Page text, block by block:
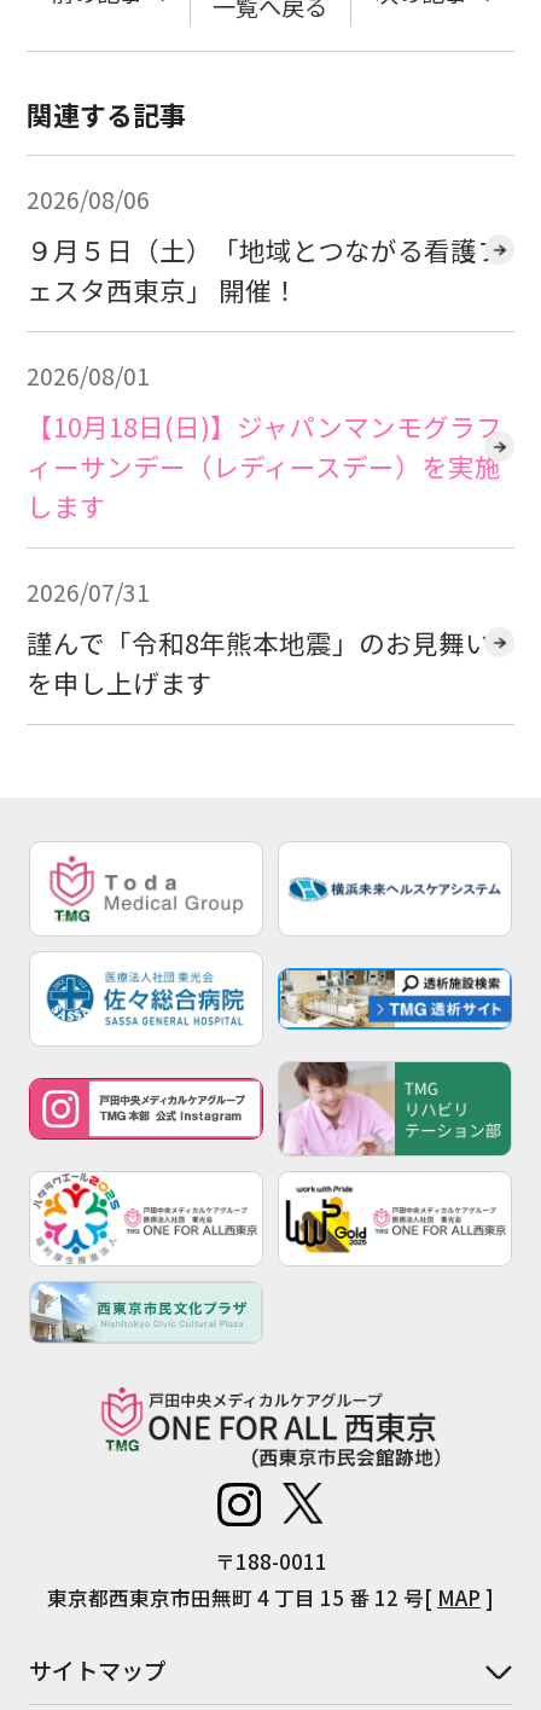
関連する記事
2026/08/06
９月５日（土）「地域とつながる看護フ
ェスタ西東京」 開催！
2026/08/01
【10月18日(日)】ジャパンマンモグラフ
ィーサンデー（レディースデー）を実施
します
2026/07/31
謹んで「令和8年熊本地震」のお見舞い
を申し上げます
〒188-0011
東京都西東京市田無町 4 丁目 15 番 12 号[ MAP ]
サイトマップ